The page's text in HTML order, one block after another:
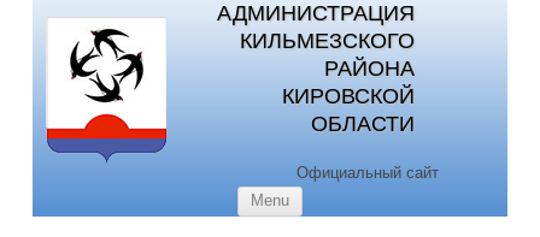
АДМИНИСТРАЦИЯ
КИЛЬМЕЗСКОГО
РАЙОНА
КИРОВСКОЙ
ОБЛАСТИ
Официальный сайт
Menu